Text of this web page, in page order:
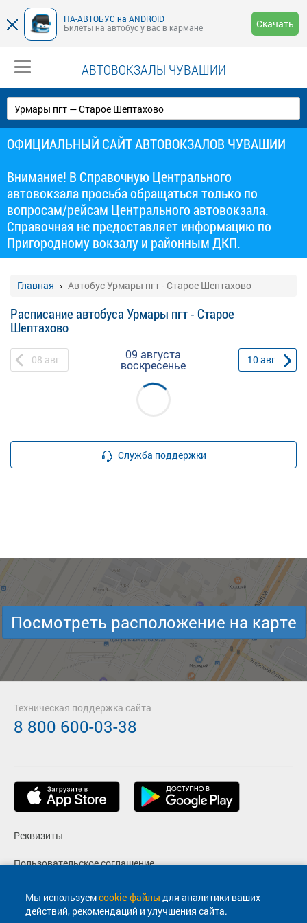
НА-АВТОБУС на ANDROID
Билеты на автобус у вас в кармане
Скачать
АВТОВОКЗАЛЫ ЧУВАШИИ
ОФИЦИАЛЬНЫЙ САЙТ АВТОВОКЗАЛОВ ЧУВАШИИ
Внимание! В Справочную Центрального
автовокзала просьба обращаться только по
вопросам/рейсам Центрального автовокзала.
Справочная не предоставляет информацию по
Пригородному вокзалу и районным ДКП.
Главная Автобус Урмары пгт - Старое Шептахово
Расписание автобуса Урмары пгт - Старое
Шептахово
08 авг 09 августа
воскресенье 10авг
Служба поддержки
Мы используемcookie-файлы для аналитики ваших
действий, рекомендаций и улучшения сайта.
Посмотреть расположение на карте
Реквизиты
Пользовательское соглашение
Политика конфиденциальности
Согласие на маркетинговые сообщения
Техническая поддержка сайта
8 800 600-03-38